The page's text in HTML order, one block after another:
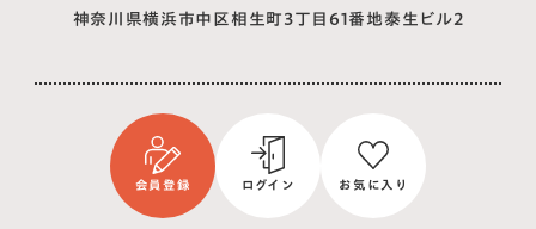
神奈川県横浜市中区相生町3丁目61番地泰生ビル2
会員登録 ログイン お気に入り